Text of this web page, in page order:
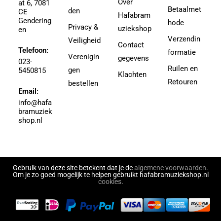
Agricole-Genin, Paul
Aguilar, Walter Leon
Aguilera, Christina
Ahbez, Eden
Ahle, Johann R.
Ahronheim, Albert
Airto Moreira Ramon Zenker
Aitken
Aitken, Robert
Al Hirt
Al-Odeh, Simon
Alain Silvestri
3.5
30
3e divisie
4
4,5
4,5 (3e divisie)
4.5
6
7
43497
43526
at 6, 7081
CE
Gendering
en
Telefoon:
023-
5450815
Email:
info@hafa
bramuziek
shop.nl
den
Privacy &
Veiligheid
Verenigin
gen
bestellen
Over
Hafabram
uziekshop
Contact
gegevens
Klachten
Betaalmet
hode
Verzendin
formatie
Ruilen en
Retouren
Gebruik van deze site betekent dat je dealgemene voorwaarden.
Om je zo goed mogelijk te helpen gebruikt hafabramuziekshop.nl
cookies.